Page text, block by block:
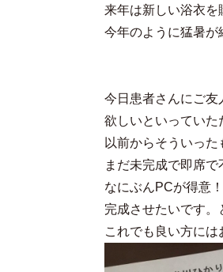
来年は新しい浴衣を
今年のように猛暑が
今日患者さんにご友
欲しいといっていた
以前からそういった
まだ未完成で即席
なにぶんPCが得意
完成させたいです
これでも良い方に